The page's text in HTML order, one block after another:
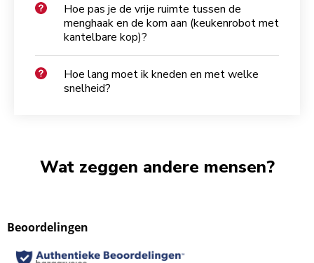
Hoe pas je de vrije ruimte tussen de
menghaak en de kom aan (keukenrobot met
kantelbare kop)?
Hoe lang moet ik kneden en met welke
snelheid?
Wat zeggen andere mensen?